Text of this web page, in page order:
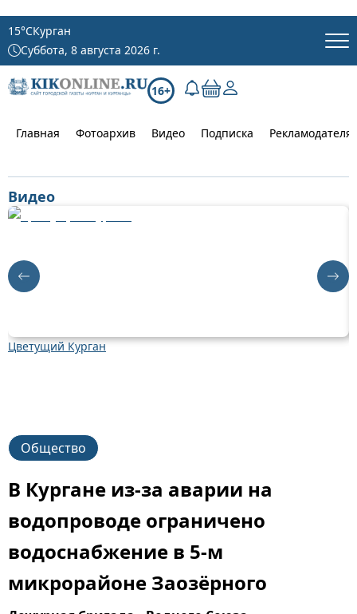
15°CКурган
Суббота, 8 августа 2026 г.
16+
Главная Фотоархив Видео Подписка
Видео
Цветущий Курган
Общество
В Кургане из-за аварии на
водопроводе ограничено
водоснабжение в 5-м
микрорайоне Заозёрного